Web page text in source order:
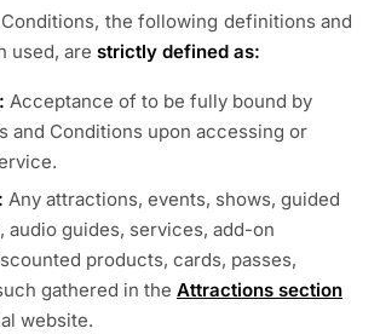
the following definitions and
used, are strictly defined as:
Acceptance of to be fully bound by
and Conditions upon accessing or
Any attractions, events, shows, guided
audio guides, services, add-on
products, cards, passes,
gathered in the Attractions section
website.